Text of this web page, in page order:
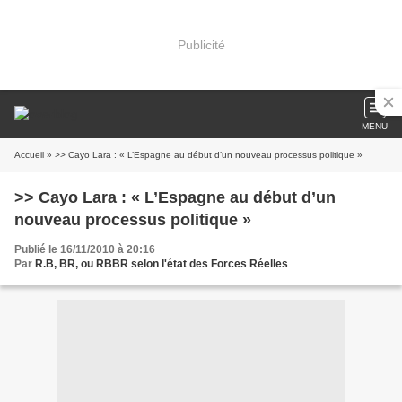
Publicité
MENU
Accueil » >> Cayo Lara : « L’Espagne au début d’un nouveau processus politique »
>> Cayo Lara : « L’Espagne au début d’un
nouveau processus politique »
Publié le 16/11/2010 à 20:16
Par R.B, BR, ou RBBR selon l'état des Forces Réelles